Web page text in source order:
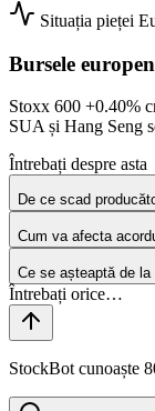
Situația pieței
Bursele
Stoxx 600 +0.40%
SUA și Hang Seng
Întrebați despre asta
De ce scad
Cum va afecta
Ce se așteaptă de
StockBot cunoaște